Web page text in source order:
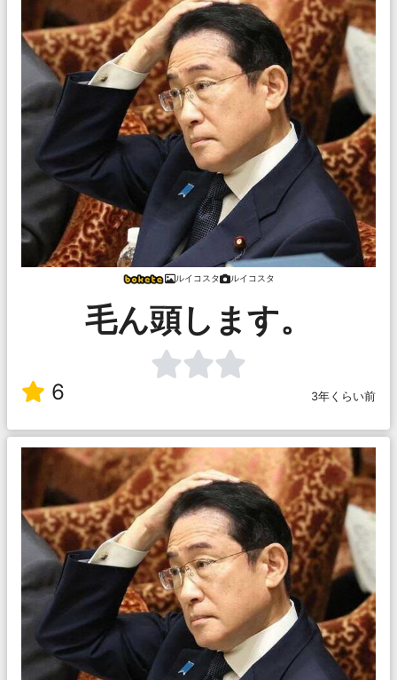
ルイコスタ ルイコスタ
毛ん頭します。
6 3年くらい前